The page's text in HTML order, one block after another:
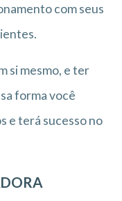
com seus
si mesmo, e ter
forma você
e terá sucesso no